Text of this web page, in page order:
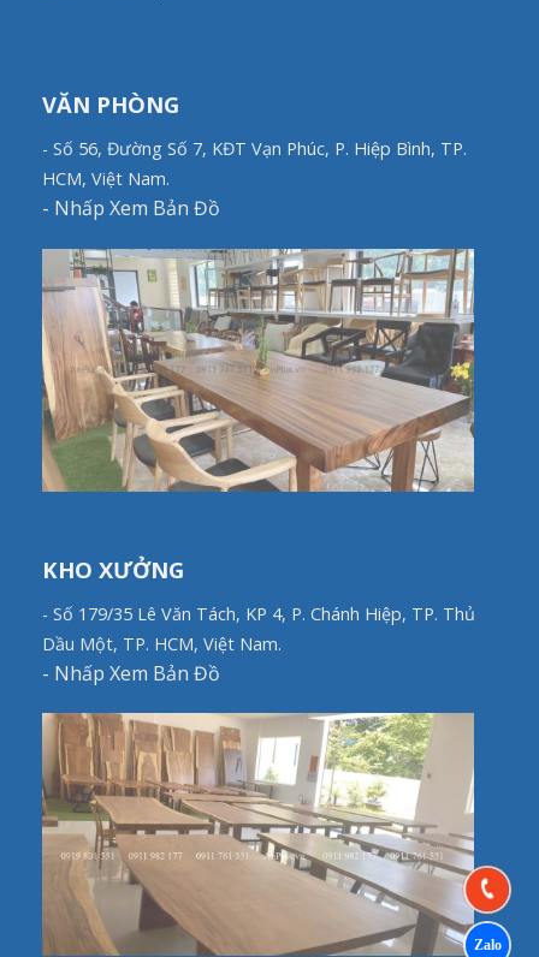
VĂN PHÒNG
- Số 56, Đường Số 7, KĐT Vạn Phúc, P. Hiệp Bình, TP.
HCM, Việt Nam.
- Nhấp Xem Bản Đồ
KHO XƯỞNG
- Số 179/35 Lê Văn Tách, KP 4, P. Chánh Hiệp, TP. Thủ
Dầu Một, TP. HCM, Việt Nam.
- Nhấp Xem Bản Đồ